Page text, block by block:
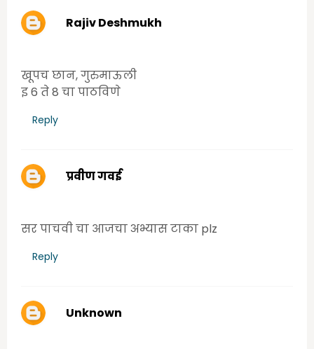
Rajiv Deshmukh
खूपच छान, गुरुमाऊली
इ 6 ते 8 चा पाठविणे
Reply
प्रवीण गवई
सर पाचवी चा आजचा अभ्यास टाका plz
Reply
Unknown